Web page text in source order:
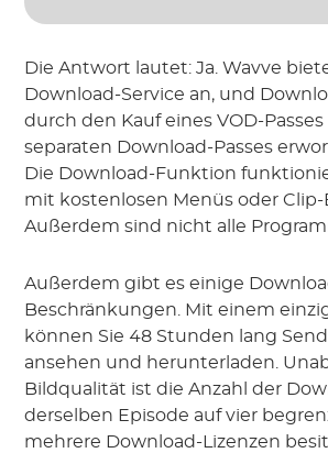
Die Antwort lautet: Ja. Wavve
Download-Service an, und
durch den Kauf eines VOD-
separaten Download-Passes
Die Download-Funktion
mit kostenlosen Menüs oder Clip-
Außerdem sind nicht alle
Außerdem gibt es einige
Beschränkungen. Mit einem
können Sie 48 Stunden lang
ansehen und herunterladen.
Bildqualität ist die Anzahl der
derselben Episode auf vier
mehrere Download-Lizenzen